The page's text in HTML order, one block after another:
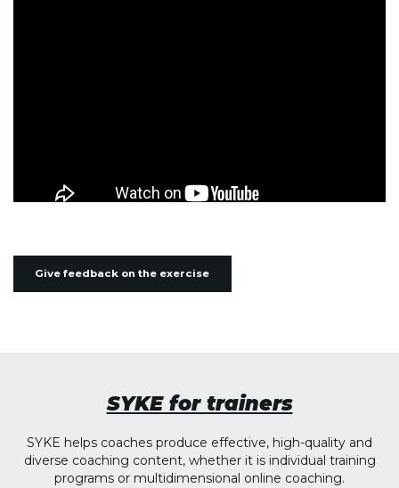
Give feedback on the exercise
SYKE for trainers
SYKE helps coaches produce effective, high-quality and
diverse coaching content, whether it is individual training
programs or multidimensional online coaching.